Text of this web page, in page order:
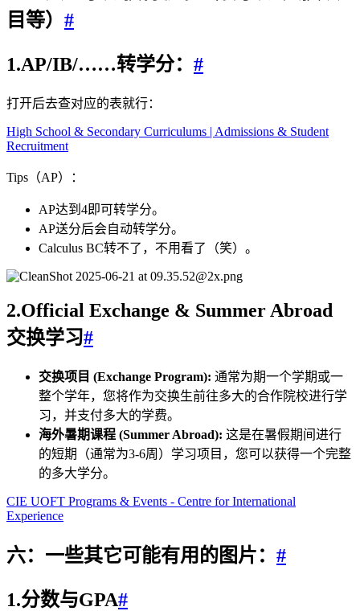
目等） #
1.AP/IB/……转学分： #
打开后去查对应的表就行：
High School & Secondary Curriculums | Admissions & Student
Recruitment
Tips（AP）：
AP达到4即可转学分。
AP送分后会自动转学分。
Calculus BC转不了，不用看了（笑）。
2.Official Exchange & Summer Abroad
交换学习#
交换项目 (Exchange Program): 通常为期一个学期或一
整个学年，您将作为交换生前往多大的合作院校进行学
习，并支付多大的学费。
海外暑期课程 (Summer Abroad): 这是在暑假期间进行
的短期（通常为3-6周）学习项目，您可以获得一个完整
的多大学分。
CIE UOFT Programs & Events - Centre for International
Experience
六：一些其它可能有用的图片： #
1.分数与GPA#